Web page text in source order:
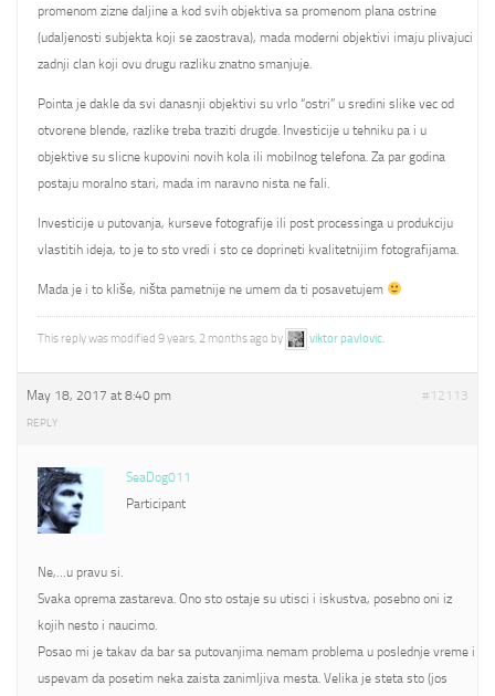
promenom zizne daljine a kod svih objektiva sa promenom plana ostrine
(udaljenosti subjekta koji se zaostrava), mada moderni objektivi imaju plivajuci
zadnji clan koji ovu drugu razliku znatno smanjuje.
Pointa je dakle da svi danasnji objektivi su vrlo “ostri” u sredini slike vec od
otvorene blende, razlike treba traziti drugde. Investicije u tehniku pa i u
objektive su slicne kupovini novih kola ili mobilnog telefona. Za par godina
postaju moralno stari, mada im naravno nista ne fali.
Investicije u putovanja, kurseve fotografije ili post processinga u produkciju
vlastitih ideja, to je to sto vredi i sto ce doprineti kvalitetnijim fotografijama.
Mada je i to kliše, ništa pametnije ne umem da ti posavetujem
This reply was modified 9 years, 2 months ago by viktor pavlovic.
May 18, 2017 at 8:40 pm #12113
REPLY
SeaDog011
Participant
Ne,…u pravu si.
Svaka oprema zastareva. Ono sto ostaje su utisci i iskustva, posebno oni iz
kojih nesto i naucimo.
Posao mi je takav da bar sa putovanjima nemam problema u poslednje vreme i
uspevam da posetim neka zaista zanimljiva mesta. Velika je steta sto (jos